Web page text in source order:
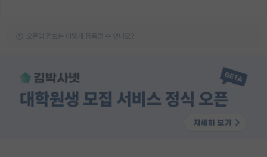
오픈랩 정보는 어떻게 등록할 수 있나요?